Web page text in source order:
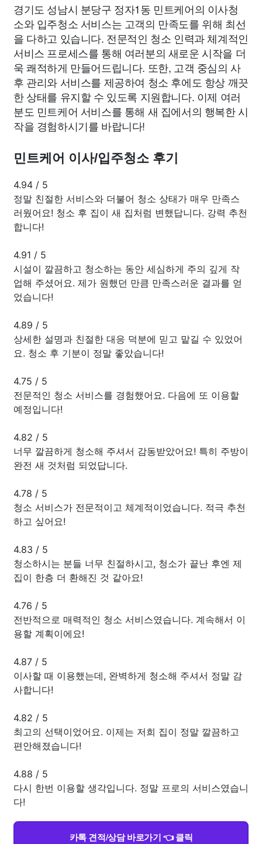
경기도 성남시 분당구 정자1동 민트케어의 이사청
소와 입주청소 서비스는 고객의 만족도를 위해 최선
을 다하고 있습니다. 전문적인 청소 인력과 체계적인
서비스 프로세스를 통해 여러분의 새로운 시작을 더
욱 쾌적하게 만들어드립니다. 또한, 고객 중심의 사
후 관리와 서비스를 제공하여 청소 후에도 항상 깨끗
한 상태를 유지할 수 있도록 지원합니다. 이제 여러
분도 민트케어 서비스를 통해 새 집에서의 행복한 시
작을 경험하시기를 바랍니다!
민트케어 이사/입주청소 후기
4.94 / 5
정말 친절한 서비스와 더불어 청소 상태가 매우 만족스
러웠어요! 청소 후 집이 새 집처럼 변했답니다. 강력 추천
합니다!
4.91 / 5
시설이 깔끔하고 청소하는 동안 세심하게 주의 깊게 작
업해 주셨어요. 제가 원했던 만큼 만족스러운 결과를 얻
었습니다!
4.89 / 5
상세한 설명과 친절한 대응 덕분에 믿고 맡길 수 있었어
요. 청소 후 기분이 정말 좋았습니다!
4.75 / 5
전문적인 청소 서비스를 경험했어요. 다음에 또 이용할
예정입니다!
4.82 / 5
너무 깔끔하게 청소해 주셔서 감동받았어요! 특히 주방이
완전 새 것처럼 되었답니다.
4.78 / 5
청소 서비스가 전문적이고 체계적이었습니다. 적극 추천
하고 싶어요!
4.83 / 5
청소하시는 분들 너무 친절하시고, 청소가 끝난 후엔 제
집이 한층 더 환해진 것 같아요!
4.76 / 5
전반적으로 매력적인 청소 서비스였습니다. 계속해서 이
용할 계획이에요!
4.87 / 5
이사할 때 이용했는데, 완벽하게 청소해 주셔서 정말 감
사합니다!
4.82 / 5
최고의 선택이었어요. 이제는 저희 집이 정말 깔끔하고
편안해졌습니다!
4.88 / 5
다시 한번 이용할 생각입니다. 정말 프로의 서비스였습니
다!
카톡 견적/상담 바로가기 👈 클릭